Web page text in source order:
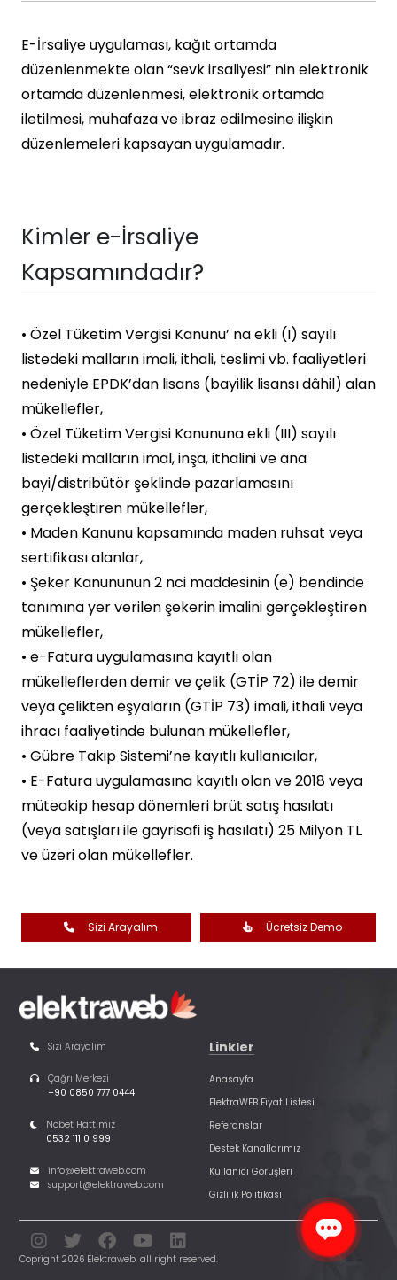
E-İrsaliye uygulaması, kağıt ortamda
düzenlenmekte olan “sevk irsaliyesi” nin elektronik
ortamda düzenlenmesi, elektronik ortamda
iletilmesi, muhafaza ve ibraz edilmesine ilişkin
düzenlemeleri kapsayan uygulamadır.
Kimler e-İrsaliye
Kapsamındadır?
• Özel Tüketim Vergisi Kanunu’ na ekli (I) sayılı
listedeki malların imali, ithali, teslimi vb. faaliyetleri
nedeniyle EPDK’dan lisans (bayilik lisansı dâhil) alan
mükellefler,
• Özel Tüketim Vergisi Kanununa ekli (III) sayılı
listedeki malların imal, inşa, ithalini ve ana
bayi/distribütör şeklinde pazarlamasını
gerçekleştiren mükellefler,
• Maden Kanunu kapsamında maden ruhsat veya
sertifikası alanlar,
• Şeker Kanununun 2 nci maddesinin (e) bendinde
tanımına yer verilen şekerin imalini gerçekleştiren
mükellefler,
• e-Fatura uygulamasına kayıtlı olan
mükelleflerden demir ve çelik (GTİP 72) ile demir
veya çelikten eşyaların (GTİP 73) imali, ithali veya
ihracı faaliyetinde bulunan mükellefler,
• Gübre Takip Sistemi’ne kayıtlı kullanıcılar,
• E-Fatura uygulamasına kayıtlı olan ve 2018 veya
müteakip hesap dönemleri brüt satış hasılatı
(veya satışları ile gayrisafi iş hasılatı) 25 Milyon TL
ve üzeri olan mükellefler.
Sizi Arayalım Ücretsiz Demo
Sizi Arayalım
Çağrı Merkezi
+90 0850 777 0444
Nöbet Hattımız
0532 111 0 999
info@elektraweb.com
support@elektraweb.com
Linkler
Anasayfa
ElektraWEB Fiyat Listesi
Referanslar
Destek Kanallarımız
Kullanıcı Görüşleri
Gizlilik Politikası
Copright 2026 Elektraweb. all right reserved.